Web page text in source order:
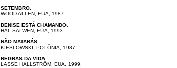
SETEMBRO.
WOOD ALLEN, EUA, 1987.
DENISE ESTÁ CHAMANDO
HAL SALWEN, EUA, 1993.
NÃO MATARÁS
KIESLOWSKI, POLÔNIA, 1987.
REGRAS DA VIDA.
LASSE HALLSTRÖM. EUA. 1999.